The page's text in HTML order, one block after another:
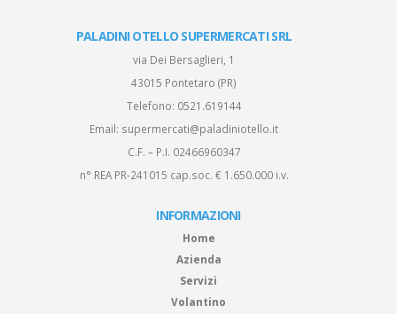
PALADINI OTELLO SUPERMERCATI SRL
via Dei Bersaglieri, 1
43015 Pontetaro (PR)
Telefono: 0521.619144
Email: supermercati@paladiniotello.it
C.F. – P.I. 02466960347
n° REA PR-241015 cap.soc. € 1.650.000 i.v.
INFORMAZIONI
Home
Azienda
Servizi
Volantino